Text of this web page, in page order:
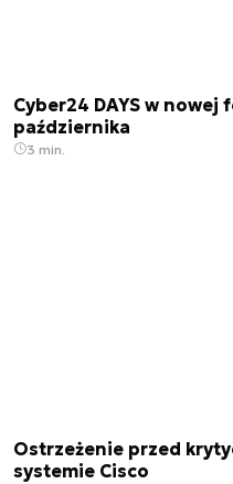
Cyber24 DAYS w nowej
października
3 min.
Ostrzeżenie przed
systemie Cisco